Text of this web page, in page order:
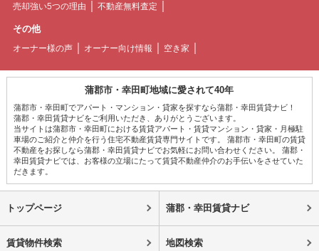
売却強い5つの理由 不動産無料査定
その他
オーナー様の声 オーナー向け情報 空き家
蒲郡市・幸田町地域に愛されて40年
蒲郡市・幸田町でアパート・マンション・貸家を探すなら蒲郡・幸田賃貸ナビ！
蒲郡・幸田賃貸ナビをご利用いただき、ありがとうございます。
当サイトは蒲郡市・幸田町における賃貸アパート・賃貸マンション・貸家・月極駐
車場のご紹介と仲介を行う住宅不動産賃貸専門サイトです。 蒲郡市・幸田町の賃貸
不動産をお探しなら蒲郡・幸田賃貸ナビでお気軽にお問い合わせください。 蒲郡・
幸田賃貸ナビでは、お客様の立場にたって賃貸不動産仲介のお手伝いをさせていた
だきます。
トップページ 蒲郡・幸田賃貸ナビ
賃貸物件検索 地図検索